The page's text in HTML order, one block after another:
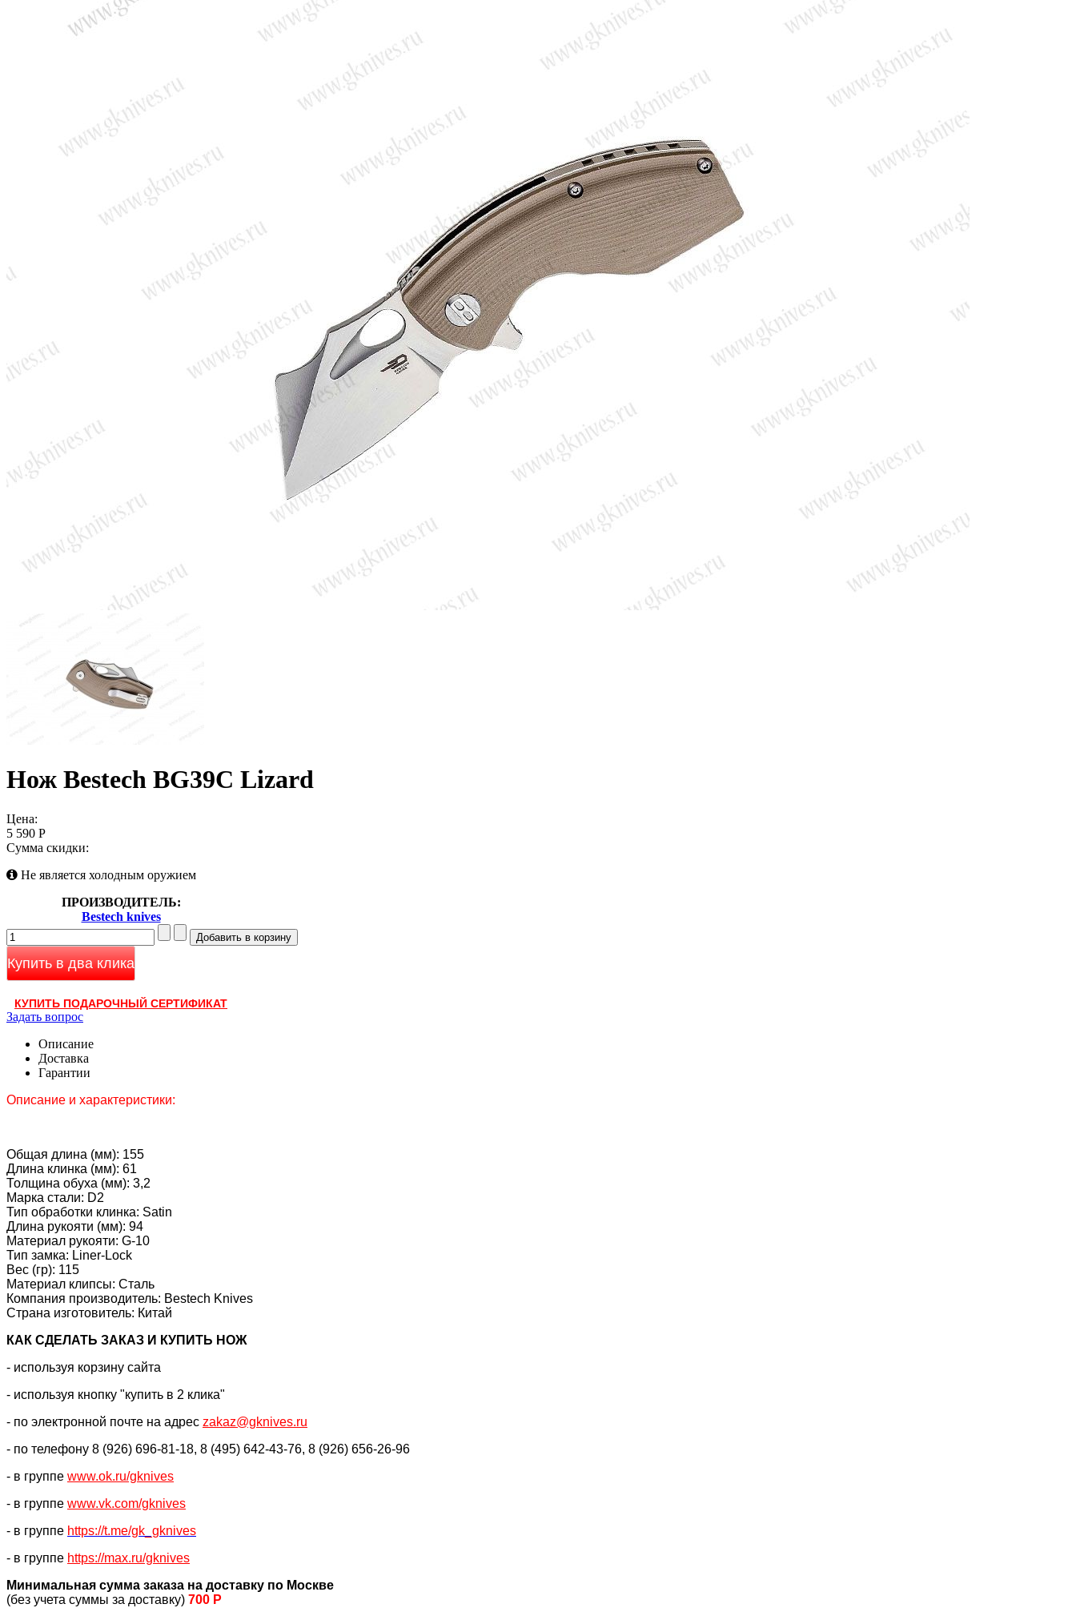
Нож Bestech BG39C Lizard
Цена:
5 590 Р
Сумма скидки:
Не является холодным оружием
ПРОИЗВОДИТЕЛЬ:
Bestech knives
Купить в два клика
КУПИТЬ ПОДАРОЧНЫЙ СЕРТИФИКАТ
Задать вопрос
Описание
Доставка
Гарантии
Описание и характеристики:
Общая длина (мм): 155
Длина клинка (мм): 61
Толщина обуха (мм): 3,2
Марка стали: D2
Тип обработки клинка: Satin
Длина рукояти (мм): 94
Материал рукояти: G-10
Тип замка: Liner-Lock
Вес (гр): 115
Материал клипсы: Сталь
Компания производитель: Bestech Knives
Страна изготовитель: Китай
КАК CДЕЛАТЬ ЗАКАЗ И КУПИТЬ НОЖ
- используя корзину сайта
- используя кнопку "купить в 2 клика"
- по электронной почте на адрес zakaz@gknives.ru
- по телефону 8 (926) 696-81-18, 8 (495) 642-43-76, 8 (926) 656-26-96
- в группе www.ok.ru/gknives
- в группе www.vk.com/gknives
- в группе https://t.me/gk_gknives
- в группе https://max.ru/gknives
Минимальная сумма заказа на доставку по Москве
(без учета суммы за доставку) 700 Р